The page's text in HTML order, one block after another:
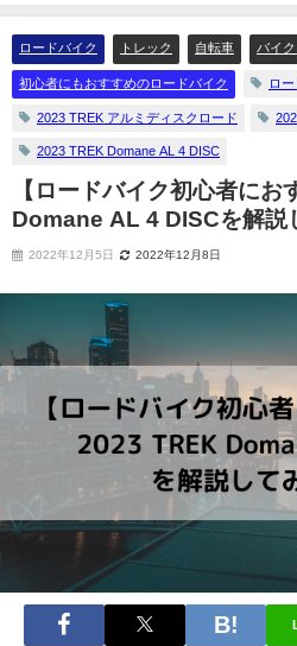
TREK Domane AL 4 DISCを解説してみます☆
ロードバイク トレック 自転車 バイ
初心者にもおすすめのロードバイク ロ
2023 TREK アルミディスクロード
2023 TREK Domane AL 4 DISC
【ロードバイク初心者に
Domane AL 4 DISCを解
2022年12月5日 2022年12月8日